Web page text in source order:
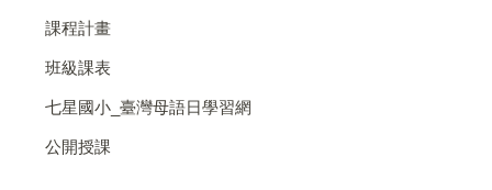
課程計畫
班級課表
七星國小_臺灣母語日學習網
公開授課